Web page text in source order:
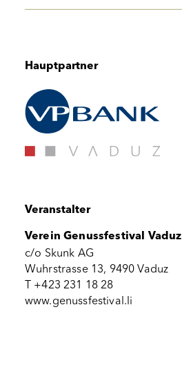
Hauptpartner
Veranstalter
Verein Genussfestival Vaduz
c/o Skunk AG
Wuhrstrasse 13, 9490 Vaduz
T +423 231 18 28
www.genussfestival.li